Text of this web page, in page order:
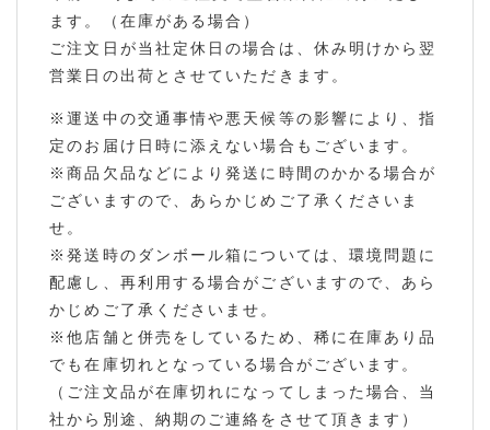
ます。（在庫がある場合）
ご注文日が当社定休日の場合は、休み明けから翌
営業日の出荷とさせていただきます。
※運送中の交通事情や悪天候等の影響により、指
定のお届け日時に添えない場合もございます。
※商品欠品などにより発送に時間のかかる場合が
ございますので、あらかじめご了承くださいま
せ。
※発送時のダンボール箱については、環境問題に
配慮し、再利用する場合がございますので、あら
かじめご了承くださいませ。
※他店舗と併売をしているため、稀に在庫あり品
でも在庫切れとなっている場合がございます。
（ご注文品が在庫切れになってしまった場合、当
社から別途、納期のご連絡をさせて頂きます）